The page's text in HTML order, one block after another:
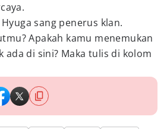
sang penerus klan.
Apakah kamu menemukan
ada di sini? Maka tulis di kolom